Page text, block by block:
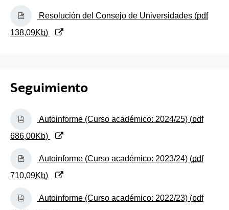
(Abre una nueva ventana)
Resolución del Consejo de Universidades (pdf
138,09Kb)
Seguimiento
(Abre una nueva ventana)
Autoinforme (Curso académico: 2024/25) (pdf
686,00Kb)
(Abre una nueva ventana)
Autoinforme (Curso académico: 2023/24) (pdf
710,09Kb)
(Abre una nueva ventana)
Autoinforme (Curso académico: 2022/23) (pdf